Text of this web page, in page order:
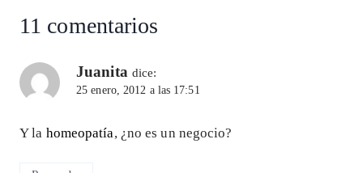
p
k
11 comentarios
Juanita dice:
25 enero, 2012 a las 17:51
Y la homeopatía, ¿no es un negocio?